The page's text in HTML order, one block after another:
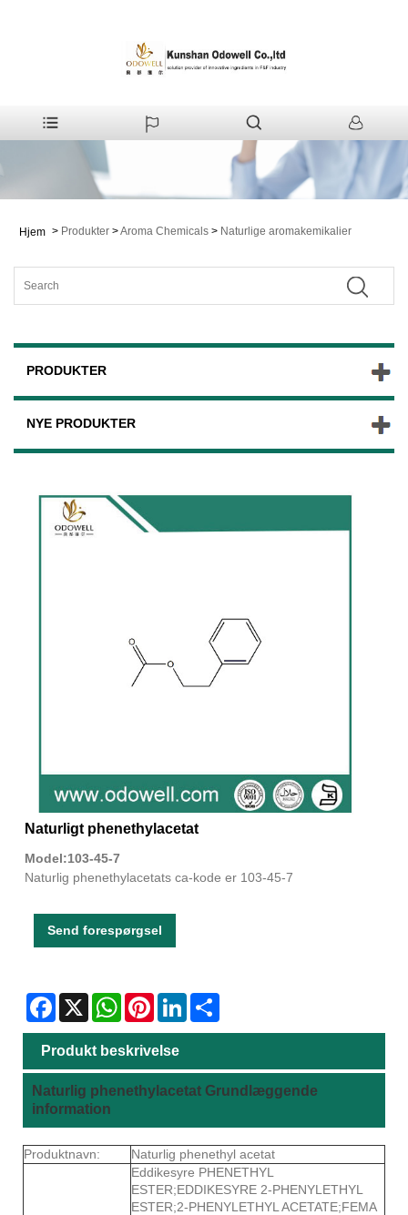
Hjem > Produkter >Aroma Chemicals > Naturlige aromakemikalier
PRODUKTER
NYE PRODUKTER
Naturligt phenethylacetat
Model:103-45-7
Naturlig phenethylacetats ca-kode er 103-45-7
Send forespørgsel
Facebook
X WhatsAppPinterestLinkedIn
Produkt beskrivelse
Naturlig phenethylacetat Grundlæggende
information
Produktnavn: Naturlig phenethyl acetat
Eddikesyre PHENETHYL
ESTER;EDDIKESYRE 2-PHENYLETHYL
ESTER;2-PHENYLETHYL ACETATE;FEMA